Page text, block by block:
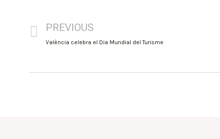
PREVIOUS
València celebra el Dia Mundial del Turisme